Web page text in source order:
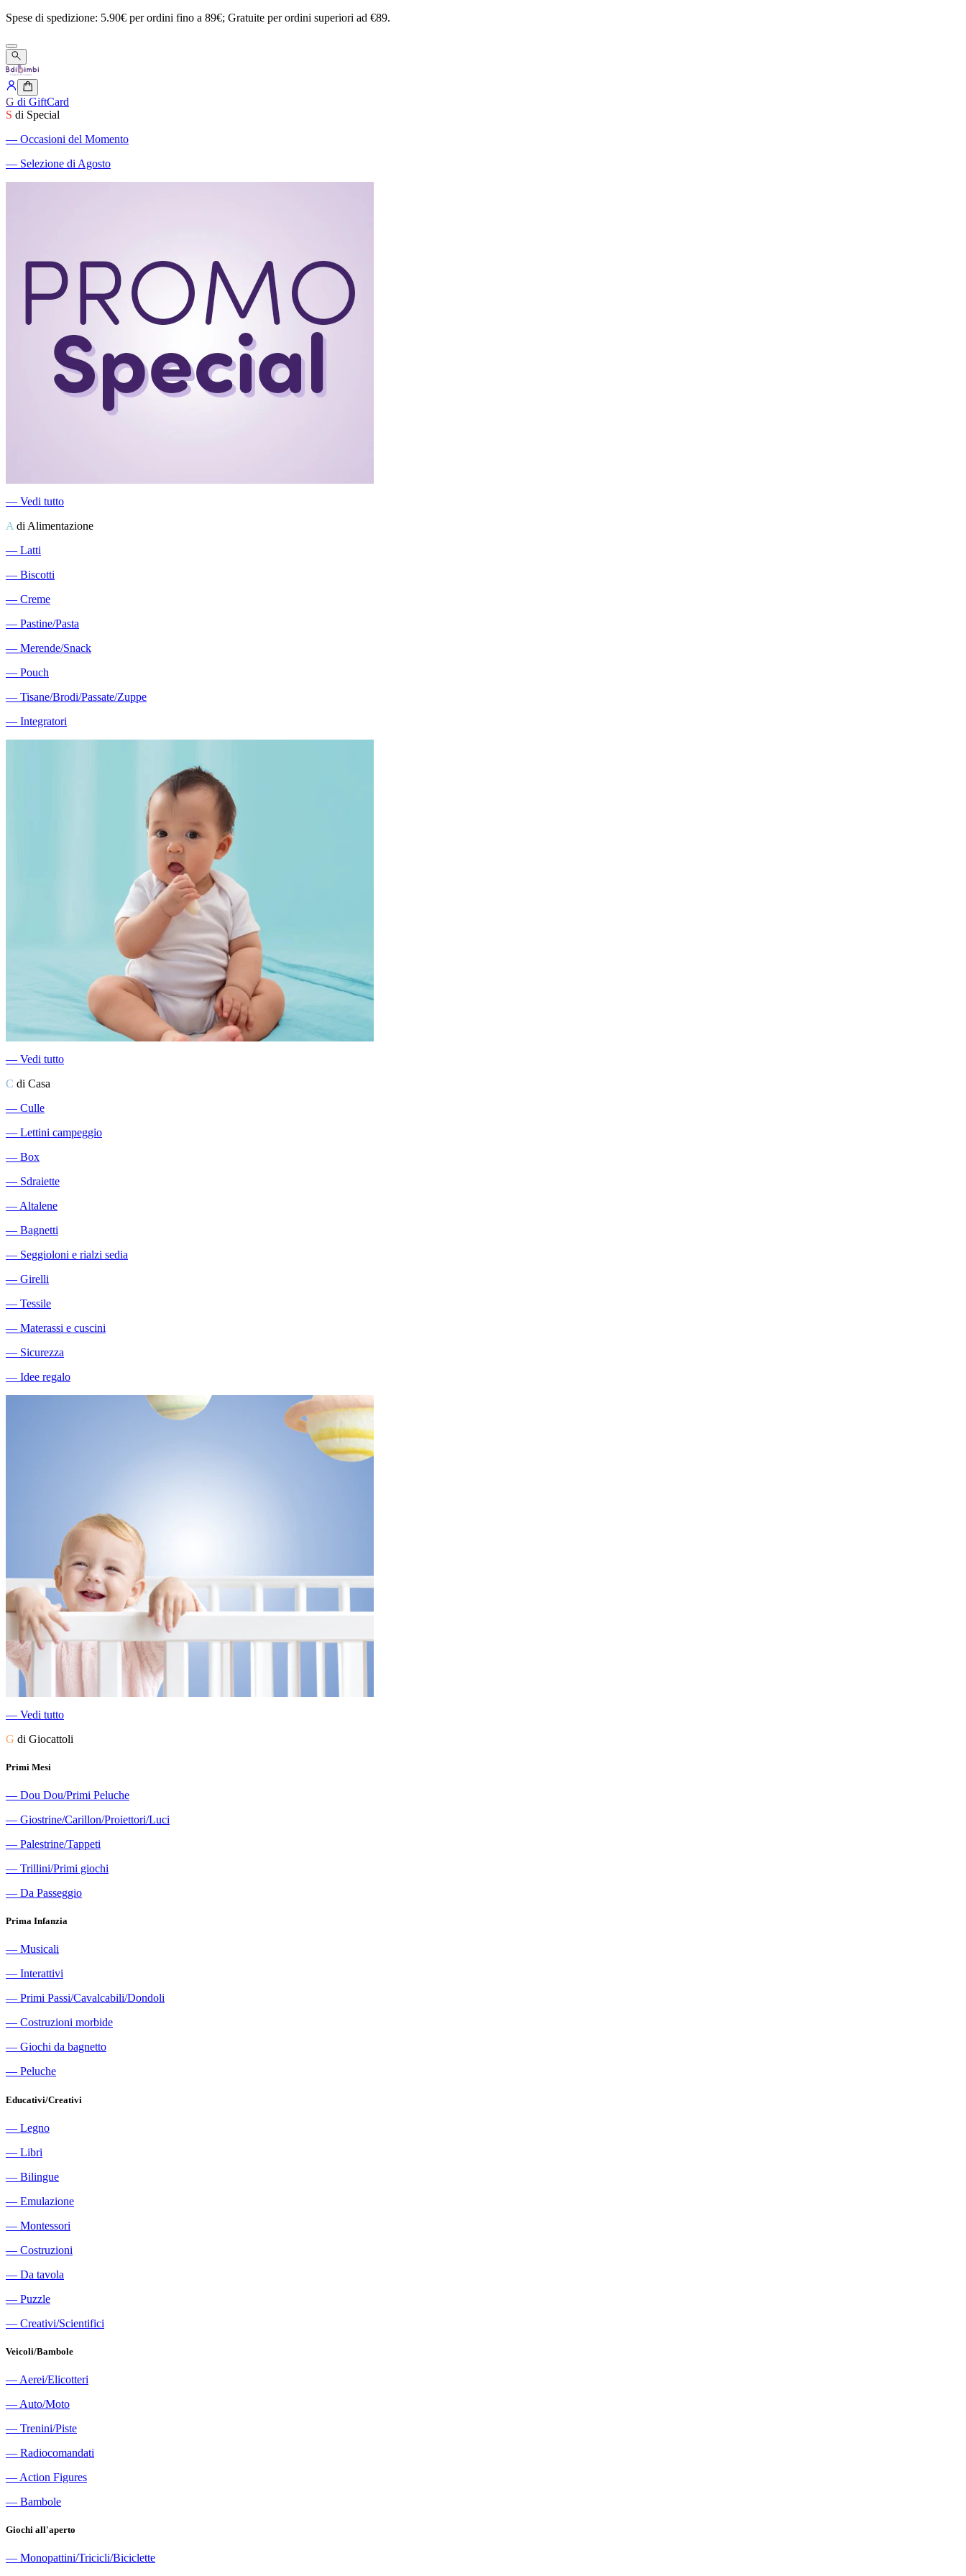
Spese di spedizione: 5.90€ perordini fino a 89€; Gratuite perordini superiori ad €89.
G di GiftCard
S di Special
― Occasioni del Momento
― Selezione di Agosto
― Vedi tutto
A di Alimentazione
― Latti
― Biscotti
― Creme
― Pastine/Pasta
― Merende/Snack
― Pouch
― Tisane/Brodi/Passate/Zuppe
― Integratori
― Vedi tutto
C di Casa
― Culle
― Lettini campeggio
― Box
― Sdraiette
― Altalene
― Bagnetti
― Seggioloni e rialzi sedia
― Girelli
― Tessile
― Materassi e cuscini
― Sicurezza
― Idee regalo
― Vedi tutto
G di Giocattoli
Primi Mesi
― Dou Dou/Primi Peluche
― Giostrine/Carillon/Proiettori/Luci
― Palestrine/Tappeti
― Trillini/Primi giochi
― Da Passeggio
Prima Infanzia
― Musicali
― Interattivi
― Primi Passi/Cavalcabili/Dondoli
― Costruzioni morbide
― Giochi da bagnetto
― Peluche
Educativi/Creativi
― Legno
― Libri
― Bilingue
― Emulazione
― Montessori
― Costruzioni
― Da tavola
― Puzzle
― Creativi/Scientifici
Veicoli/Bambole
― Aerei/Elicotteri
― Auto/Moto
― Trenini/Piste
― Radiocomandati
― Action Figures
― Bambole
Giochi all'aperto
― Monopattini/Tricicli/Biciclette